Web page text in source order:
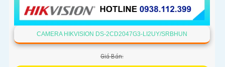
CAMERA HIKVISION DS-2CD2047G3-LI2UY/SRBHUN
Giá Bán: